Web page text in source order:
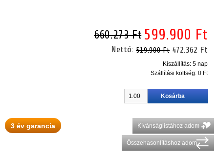
660.273 Ft 599.900 Ft
Nettó:519.900 Ft 472.362 Ft
Kiszállítás: 5 nap
Szállítási költség: 0 Ft
3 év garancia Kívánságlistához adom
Összehasonlításhoz adom